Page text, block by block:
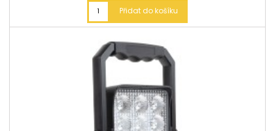
Přidat do košíku